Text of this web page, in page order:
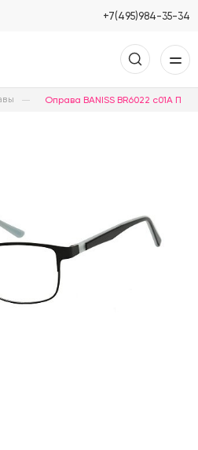
+7(495)984-35-34
Оправа BANISS BR6022 c01A П